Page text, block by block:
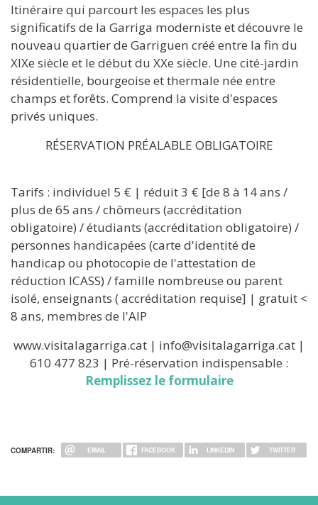
Itinéraire qui parcourt les espaces les plus
significatifs de la Garriga moderniste et découvre le
nouveau quartier de Garriguen créé entre la fin du
XIXe siècle et le début du XXe siècle. Une cité-jardin
résidentielle, bourgeoise et thermale née entre
champs et forêts. Comprend la visite d'espaces
privés uniques.
RÉSERVATION PRÉALABLE OBLIGATOIRE
Tarifs : individuel 5 € | réduit 3 € [de 8 à 14 ans /
plus de 65 ans / chômeurs (accréditation
obligatoire) / étudiants (accréditation obligatoire) /
personnes handicapées (carte d'identité de
handicap ou photocopie de l'attestation de
réduction ICASS) / famille nombreuse ou parent
isolé, enseignants ( accréditation requise] | gratuit <
8 ans, membres de l'AIP
www.visitalagarriga.cat | info@visitalagarriga.cat |
610 477 823 | Pré-réservation indispensable :
Remplissez le formulaire
COMPARTIR: EMAIL FACEBOOK LINKEDIN TWITTER